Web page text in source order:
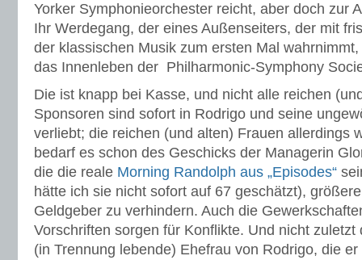
Yorker Symphonieorchester reicht, aber doch zur
Ihr Werdegang, der eines Außenseiters, der mit
der klassischen Musik zum ersten Mal
das Innenleben der Philharmonic-Symphony
Die ist knapp bei Kasse, und nicht alle reichen
Sponsoren sind sofort in Rodrigo und seine
verliebt; die reichen (und alten) Frauen allerdings
bedarf es schon des Geschicks der Managerin
die die reale Morning Randolph aus „Episodes“
hätte ich sie nicht sofort auf 67 geschätzt),
Geldgeber zu verhindern. Auch die
Vorschriften sorgen für Konflikte. Und nicht
(in Trennung lebende) Ehefrau von Rodrigo, die